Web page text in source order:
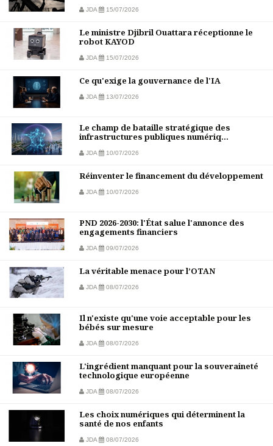
JDA 15/07/2026
Le ministre Djibril Ouattara réceptionne le
robot KAYOD
JDA 15/07/2026
Ce qu'exige la gouvernance de l'IA
JDA 13/07/2026
Le champ de bataille stratégique des
infrastructures publiques numériq...
JDA 10/07/2026
Réinventer le financement du développement
JDA 10/07/2026
PND 2026-2030: l'État salue l'annonce des
engagements financiers
JDA 09/07/2026
La véritable menace pour l’OTAN
JDA 08/07/2026
Il n'existe qu'une voie acceptable pour les
bébés sur mesure
JDA 08/07/2026
L'ingrédient manquant pour la souveraineté
technologique européenne
JDA 08/07/2026
Les choix numériques qui déterminent la
santé de nos enfants
JDA 08/07/2026